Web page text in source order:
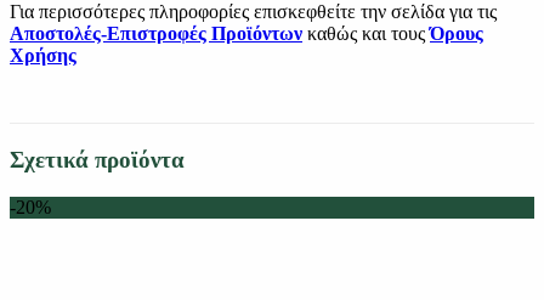
Για περισσότερες πληροφορίες επισκεφθείτε την σελίδα για τις
Αποστολές-Επιστροφές Προϊόντων καθώς και τουςΌρους
Χρήσης
Σχετικά προϊόντα
-20%